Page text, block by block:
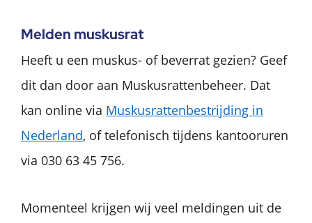
Melden muskusrat
Heeft u een muskus- of beverrat gezien? Geef
dit dan door aan Muskusrattenbeheer. Dat
kan online via Muskusrattenbestrijding in
Nederland, of telefonisch tijdens kantooruren
via 030 63 45 756.
Momenteel krijgen wij veel meldingen uit de